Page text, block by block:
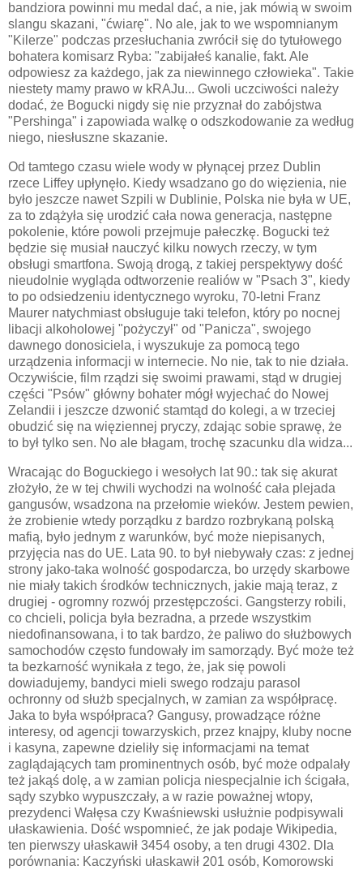
bandziora powinni mu medal dać, a nie, jak mówią w swoim
slangu skazani, "ćwiarę". No ale, jak to we wspomnianym
"Kilerze" podczas przesłuchania zwrócił się do tytułowego
bohatera komisarz Ryba: "zabijałeś kanalie, fakt. Ale
odpowiesz za każdego, jak za niewinnego człowieka". Takie
niestety mamy prawo w kRAJu... Gwoli uczciwości należy
dodać, że Bogucki nigdy się nie przyznał do zabójstwa
"Pershinga" i zapowiada walkę o odszkodowanie za według
niego, niesłuszne skazanie.
Od tamtego czasu wiele wody w płynącej przez Dublin
rzece Liffey upłynęło. Kiedy wsadzano go do więzienia, nie
było jeszcze nawet Szpili w Dublinie, Polska nie była w UE,
za to zdążyła się urodzić cała nowa generacja, następne
pokolenie, które powoli przejmuje pałeczkę. Bogucki też
będzie się musiał nauczyć kilku nowych rzeczy, w tym
obsługi smartfona. Swoją drogą, z takiej perspektywy dość
nieudolnie wygląda odtworzenie realiów w "Psach 3", kiedy
to po odsiedzeniu identycznego wyroku, 70-letni Franz
Maurer natychmiast obsługuje taki telefon, który po nocnej
libacji alkoholowej "pożyczył" od "Panicza", swojego
dawnego donosiciela, i wyszukuje za pomocą tego
urządzenia informacji w internecie. No nie, tak to nie działa.
Oczywiście, film rządzi się swoimi prawami, stąd w drugiej
części "Psów" główny bohater mógł wyjechać do Nowej
Zelandii i jeszcze dzwonić stamtąd do kolegi, a w trzeciej
obudzić się na więziennej pryczy, zdając sobie sprawę, że
to był tylko sen. No ale błagam, trochę szacunku dla widza...
Wracając do Boguckiego i wesołych lat 90.: tak się akurat
złożyło, że w tej chwili wychodzi na wolność cała plejada
gangusów, wsadzona na przełomie wieków. Jestem pewien,
że zrobienie wtedy porządku z bardzo rozbrykaną polską
mafią, było jednym z warunków, być może niepisanych,
przyjęcia nas do UE. Lata 90. to był niebywały czas: z jednej
strony jako-taka wolność gospodarcza, bo urzędy skarbowe
nie miały takich środków technicznych, jakie mają teraz, z
drugiej - ogromny rozwój przestępczości. Gangsterzy robili,
co chcieli, policja była bezradna, a przede wszystkim
niedofinansowana, i to tak bardzo, że paliwo do służbowych
samochodów często fundowały im samorządy. Być może też
ta bezkarność wynikała z tego, że, jak się powoli
dowiadujemy, bandyci mieli swego rodzaju parasol
ochronny od służb specjalnych, w zamian za współpracę.
Jaka to była współpraca? Gangusy, prowadzące różne
interesy, od agencji towarzyskich, przez knajpy, kluby nocne
i kasyna, zapewne dzieliły się informacjami na temat
zaglądających tam prominentnych osób, być może odpalały
też jakąś dolę, a w zamian policja niespecjalnie ich ścigała,
sądy szybko wypuszczały, a w razie poważnej wtopy,
prezydenci Wałęsa czy Kwaśniewski usłużnie podpisywali
ułaskawienia. Dość wspomnieć, że jak podaje Wikipedia,
ten pierwszy ułaskawił 3454 osoby, a ten drugi 4302. Dla
porównania: Kaczyński ułaskawił 201 osób, Komorowski